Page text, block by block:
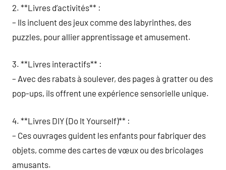
2. **Livres d’activités** :
– Ils incluent des jeux comme des labyrinthes, des
puzzles, pour allier apprentissage et amusement.
3. **Livres interactifs** :
– Avec des rabats à soulever, des pages à gratter ou des
pop-ups, ils offrent une expérience sensorielle unique.
4. **Livres DIY (Do It Yourself)** :
– Ces ouvrages guident les enfants pour fabriquer des
objets, comme des cartes de vœux ou des bricolages
amusants.